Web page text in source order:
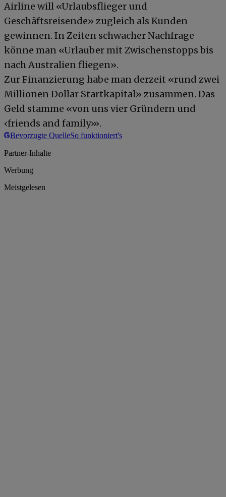
Airline will «Urlaubsflieger und
Geschäftsreisende» zugleich als Kunden
gewinnen. In Zeiten schwacher Nachfrage
könne man «Urlauber mit Zwischenstopps bis
nach Australien fliegen».
Zur Finanzierung habe man derzeit «rund zwei
Millionen Dollar Startkapital» zusammen. Das
Geld stamme «von uns vier Gründern und
‹friends and family›».
Bevorzugte QuelleSo funktioniert's
Partner-Inhalte
Werbung
Meistgelesen